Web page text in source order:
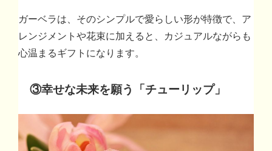
ガーベラは、そのシンプルで愛らしい形が特徴で、ア
レンジメントや花束に加えると、カジュアルながらも
心温まるギフトになります。
③幸せな未来を願う「チューリップ」